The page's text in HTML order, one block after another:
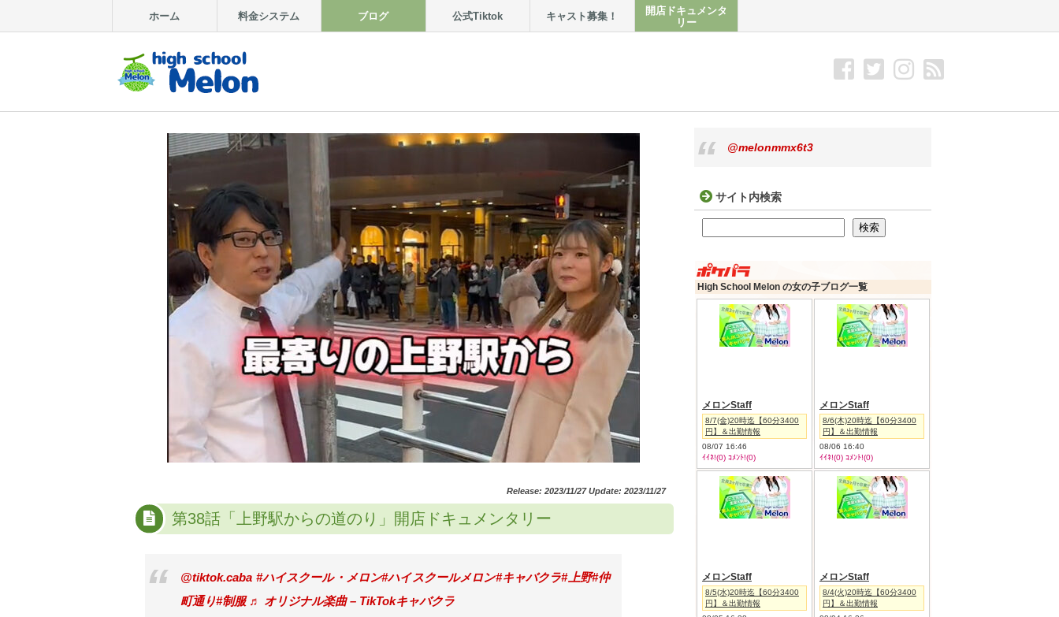
ホーム 料金システム ブログ 公式Tiktok キャスト募集！
開店ドキュメンタ
リー
Release: 2023/11/27 Update: 2023/11/27
第38話「上野駅からの道のり」開店ドキュメンタリー
@tiktok.caba #ハイスクール・メロン#ハイスクールメロン#キャバクラ#上野#仲
町通り#制服 ♬ オリジナル楽曲 – TikTokキャバクラ
@melonmmx6t3
サイト内検索
検索